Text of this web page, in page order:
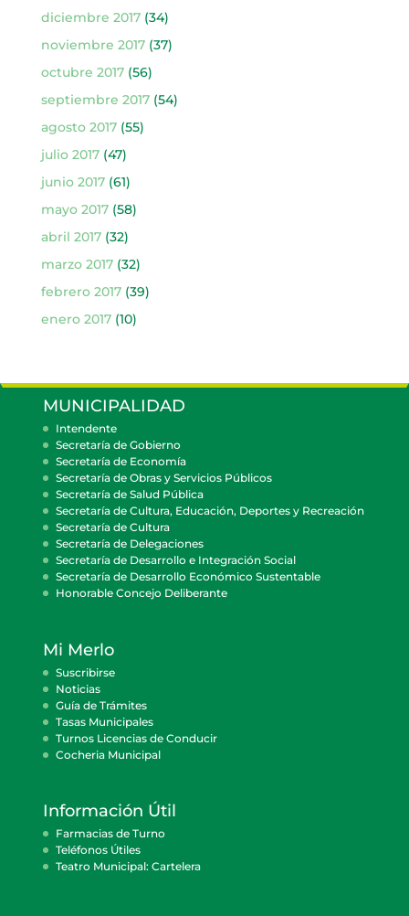
diciembre 2017(34)
noviembre 2017(37)
octubre 2017(56)
septiembre 2017(54)
agosto 2017(55)
julio 2017(47)
junio 2017(61)
mayo 2017(58)
abril 2017(32)
marzo 2017(32)
febrero 2017(39)
enero 2017(10)
MUNICIPALIDAD
Intendente
Secretaría de Gobierno
Secretaría de Economía
Secretaría de Obras y Servicios Públicos
Secretaría de Salud Pública
Secretaría de Cultura, Educación, Deportes y Recreación
Secretaría de Cultura
Secretaría de Delegaciones
Secretaría de Desarrollo e Integración Social
Secretaría de Desarrollo Económico Sustentable
Honorable Concejo Deliberante
Mi Merlo
Suscribirse
Noticias
Guía de Trámites
Tasas Municipales
Turnos Licencias de Conducir
Cocheria Municipal
Información Útil
Farmacias de Turno
Teléfonos Útiles
Teatro Municipal: Cartelera